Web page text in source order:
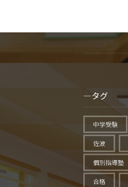
タグ
中学受験
佐波
個別指導塾
合格